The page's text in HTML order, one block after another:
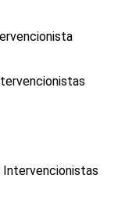
Intervencionistas